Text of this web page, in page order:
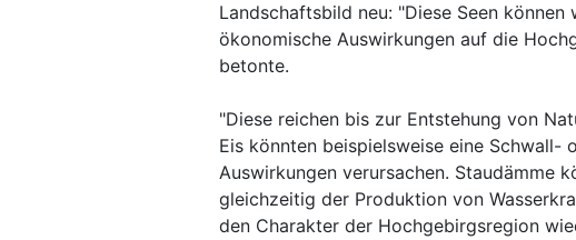
Landschaftsbild neu: "Diese Seen
ökonomische Auswirkungen auf die
betonte.
"Diese reichen bis zur Entstehung von
Eis könnten beispielsweise eine Schwall-
Auswirkungen verursachen. Staudämme
gleichzeitig der Produktion von
den Charakter der Hochgebirgsregion